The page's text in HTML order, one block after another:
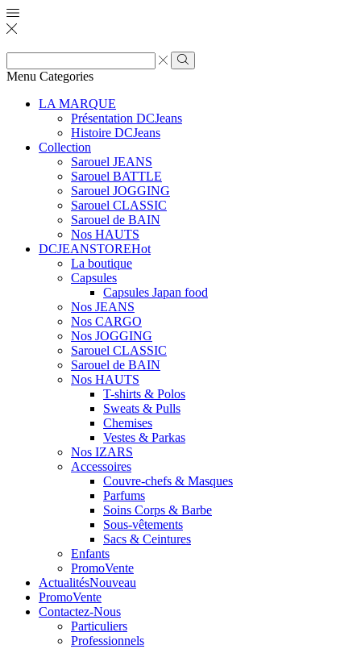
Zone
de
Rechercher
Menu Categories
LA MARQUE
Présentation DCJeans
Histoire DCJeans
Collection
Sarouel JEANS
Sarouel BATTLE
Sarouel JOGGING
Sarouel CLASSIC
Sarouel de BAIN
Nos HAUTS
DCJEANSTOREHot
La boutique
Capsules
Capsules Japan food
Nos JEANS
Nos CARGO
Nos JOGGING
Sarouel CLASSIC
Sarouel de BAIN
Nos HAUTS
T-shirts & Polos
Sweats & Pulls
Chemises
Vestes & Parkas
Nos IZARS
Accessoires
Couvre-chefs & Masques
Parfums
Soins Corps & Barbe
Sous-vêtements
Sacs & Ceintures
Enfants
PromoVente
ActualitésNouveau
PromoVente
Contactez-Nous
Particuliers
Professionnels